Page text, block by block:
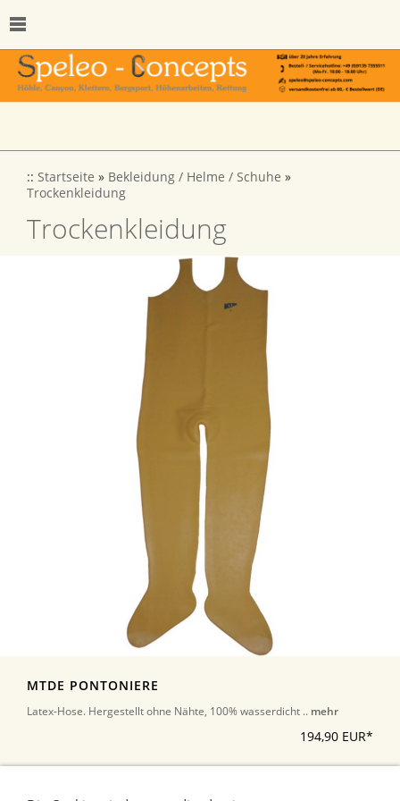
:: Startseite » Bekleidung / Helme / Schuhe »
Trockenkleidung
Trockenkleidung
MTDE PONTONIERE
Latex-Hose. Hergestellt ohne Nähte, 100% wasserdicht .. mehr
194,90 EUR*
*Alle Preise inkl. Umsatzsteuer, zuzüglich Versand